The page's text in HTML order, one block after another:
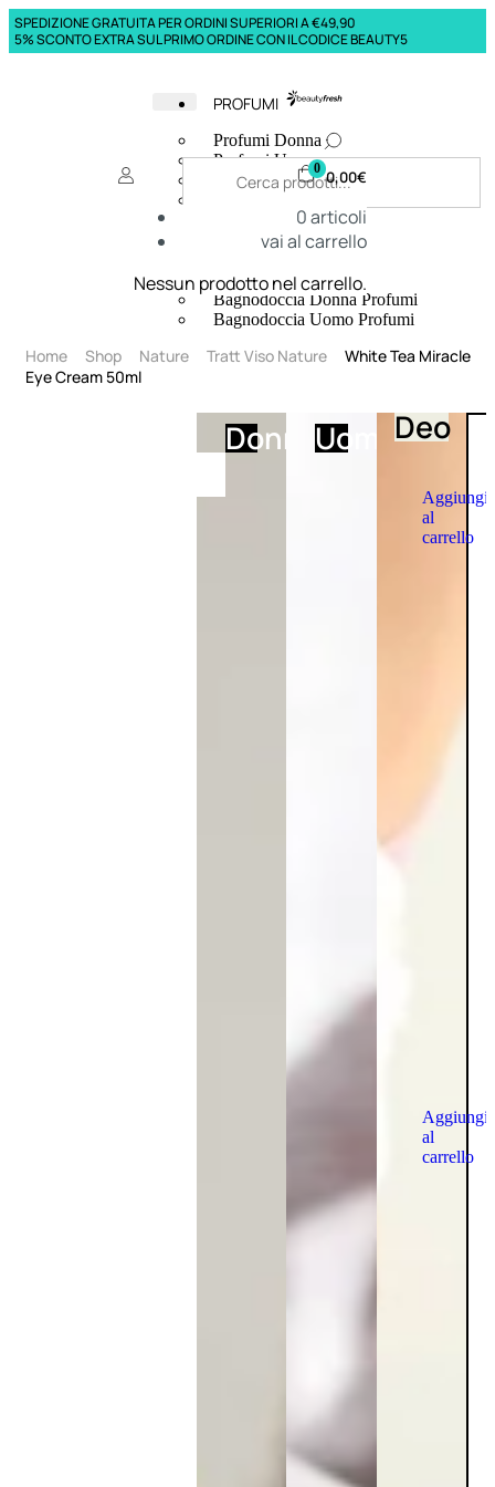
SPEDIZIONE GRATUITA PER ORDINI SUPERIORI A €49,90
5% SCONTO EXTRA SUL PRIMO ORDINE CON IL CODICE BEAUTY5
PROFUMI
Profumi Donna
Profumi Uomo
Deodoranti Donna
Corpo Donna
Corpo Uomo
Creme Mani
Bagnodoccia Donna Profumi
Bagnodoccia Uomo Profumi
DonnaUomoDeo
Aggiungi
al
carrello
Aggiungi
al
carrello
0 0,00€
0articoli
vai al carrello
Nessun prodotto nel carrello.
Home Shop Nature Tratt Viso Nature
White Tea Miracle
Eye Cream 50ml